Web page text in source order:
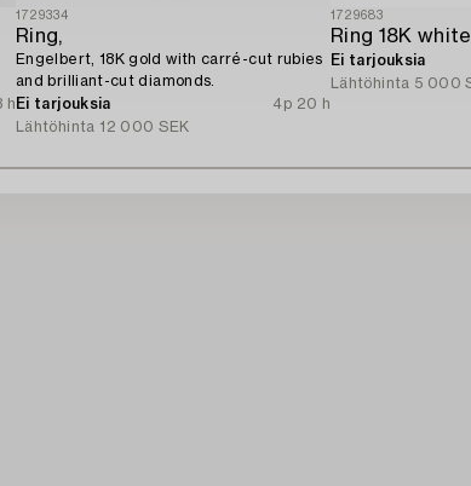
h
1729334
Ring,
Engelbert, 18K gold with carré-cut rubies
and brilliant-cut diamonds.
Ei tarjouksia
4p 20 h
Lähtöhinta 12 000 SEK
1729683
Ei tarjouksia
Lähtöhinta 5 000